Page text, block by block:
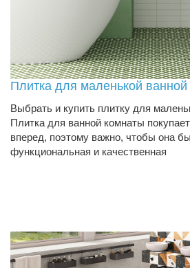
Плитка для маленькой
Выбрать и купить плитку для
Плитка для ванной комнаты
вперед, поэтому важно, чтобы она
функциональная и качественная